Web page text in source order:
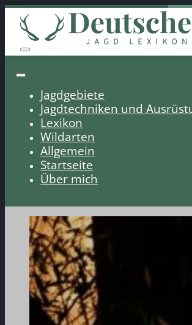
Jagdgebiete
Jagdtechniken und
Lexikon
Wildarten
Allgemein
Startseite
Über mich